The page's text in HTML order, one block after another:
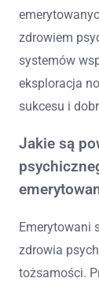
zdrowiem
systemów
eksploracja
sukcesu i
Jakie są
Emerytowani
zdrowia
tożsamości.